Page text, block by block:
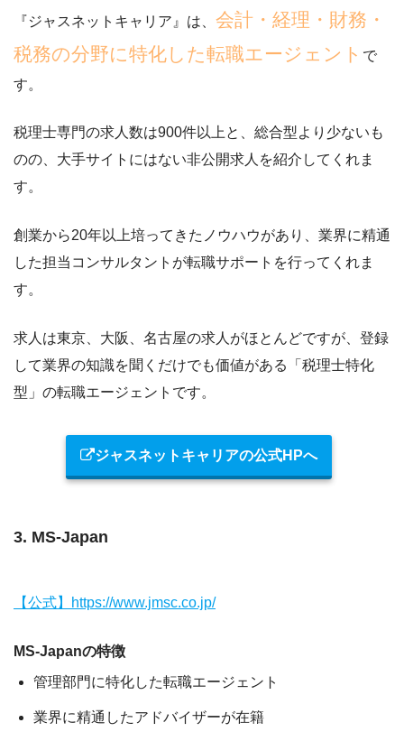
『ジャスネットキャリア』は、 会計・経理・財務・
税務の分野に特化した転職エージェント で
す。
税理士専門の求人数は900件以上と、総合型より少ないも
のの、大手サイトにはない非公開求人を紹介してくれま
す。
創業から20年以上培ってきたノウハウがあり、業界に精通
した担当コンサルタントが転職サポートを行ってくれま
す。
求人は東京、大阪、名古屋の求人がほとんどですが、 登録
して業界の知識を聞くだけでも価値がある「税理士特化
型」の転職エージェントです。
ジャスネットキャリアの公式HPへ
3. MS-Japan
【公式】https://www.jmsc.co.jp/
MS-Japanの特徴
管理部門に特化した転職エージェント
業界に精通したアドバイザーが在籍